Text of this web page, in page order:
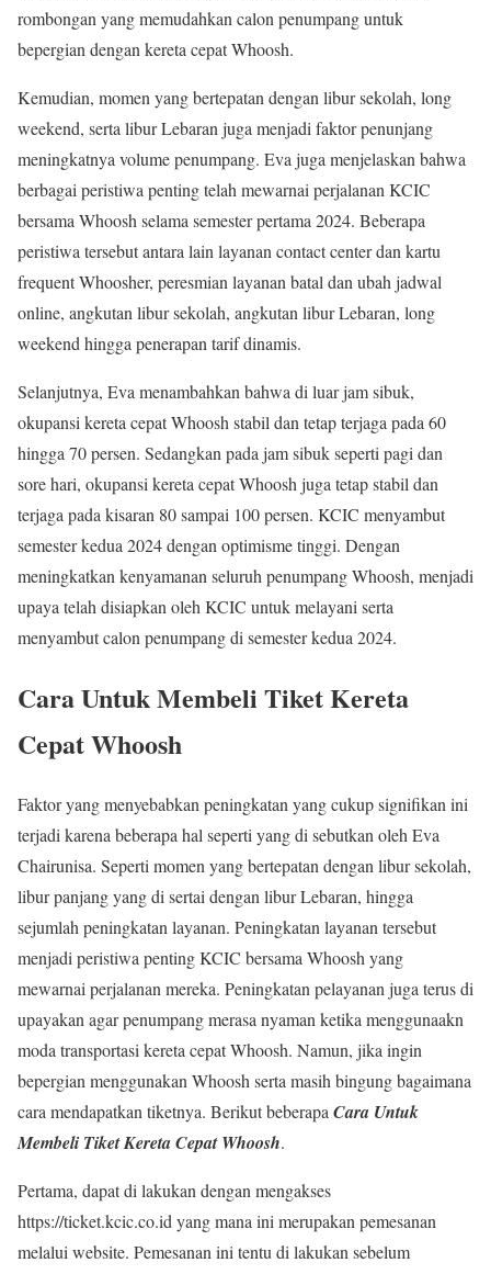
rombongan yang memudahkan calon penumpang untuk
bepergian dengan kereta cepat Whoosh.
Kemudian, momen yang bertepatan dengan libur sekolah, long
weekend, serta libur Lebaran juga menjadi faktor penunjang
meningkatnya volume penumpang. Eva juga menjelaskan bahwa
berbagai peristiwa penting telah mewarnai perjalanan KCIC
bersama Whoosh selama semester pertama 2024. Beberapa
peristiwa tersebut antara lain layanan contact center dan kartu
frequent Whoosher, peresmian layanan batal dan ubah jadwal
online, angkutan libur sekolah, angkutan libur Lebaran, long
weekend hingga penerapan tarif dinamis.
Selanjutnya, Eva menambahkan bahwa di luar jam sibuk,
okupansi kereta cepat Whoosh stabil dan tetap terjaga pada 60
hingga 70 persen. Sedangkan pada jam sibuk seperti pagi dan
sore hari, okupansi kereta cepat Whoosh juga tetap stabil dan
terjaga pada kisaran 80 sampai 100 persen. KCIC menyambut
semester kedua 2024 dengan optimisme tinggi. Dengan
meningkatkan kenyamanan seluruh penumpang Whoosh, menjadi
upaya telah disiapkan oleh KCIC untuk melayani serta
menyambut calon penumpang di semester kedua 2024.
Cara Untuk Membeli Tiket Kereta
Cepat Whoosh
Faktor yang menyebabkan peningkatan yang cukup signifikan ini
terjadi karena beberapa hal seperti yang di sebutkan oleh Eva
Chairunisa. Seperti momen yang bertepatan dengan libur sekolah,
libur panjang yang di sertai dengan libur Lebaran, hingga
sejumlah peningkatan layanan. Peningkatan layanan tersebut
menjadi peristiwa penting KCIC bersama Whoosh yang
mewarnai perjalanan mereka. Peningkatan pelayanan juga terus di
upayakan agar penumpang merasa nyaman ketika menggunaakn
moda transportasi kereta cepat Whoosh. Namun, jika ingin
bepergian menggunakan Whoosh serta masih bingung bagaimana
cara mendapatkan tiketnya. Berikut beberapa Cara Untuk
Membeli Tiket Kereta Cepat Whoosh.
Pertama, dapat di lakukan dengan mengakses
https://ticket.kcic.co.id yang mana ini merupakan pemesanan
melalui website. Pemesanan ini tentu di lakukan sebelum